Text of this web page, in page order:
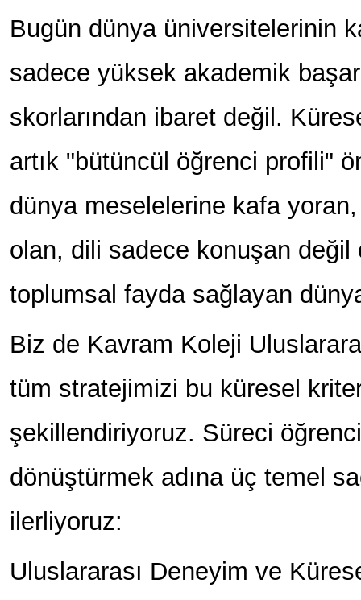
Bugün dünya üniversitelerinin
sadece yüksek akademik
skorlarından ibaret değil.
artık "bütüncül öğrenci profili"
dünya meselelerine kafa
olan, dili sadece konuşan değil
toplumsal fayda sağlayan
Biz de Kavram Koleji
tüm stratejimizi bu küresel
şekillendiriyoruz. Süreci
dönüştürmek adına üç temel
ilerliyoruz:
Uluslararası Deneyim ve